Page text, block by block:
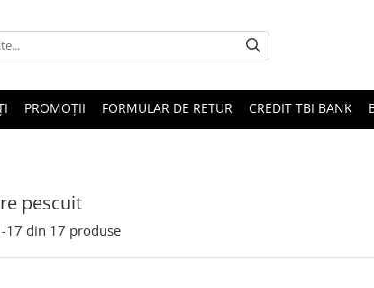
PROMOȚII FORMULAR DE RETUR CREDIT TBI BANK
pescuit
17 din 17 produse